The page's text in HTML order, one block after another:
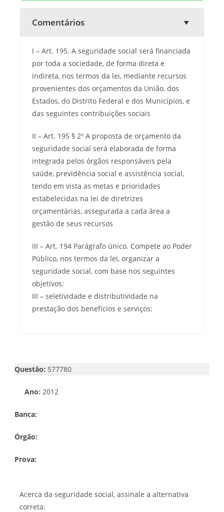
Comentários
I – Art. 195. A seguridade social será financiada
por toda a sociedade, de forma direta e
indireta, nos termos da lei, mediante recursos
provenientes dos orçamentos da União, dos
Estados, do Distrito Federal e dos Municípios, e
das seguintes contribuições sociais
II – Art. 195 § 2º A proposta de orçamento da
seguridade social será elaborada de forma
integrada pelos órgãos responsáveis pela
saúde, previdência social e assistência social,
tendo em vista as metas e prioridades
estabelecidas na lei de diretrizes
orçamentárias, assegurada a cada área a
gestão de seus recursos
III – Art. 194 Parágrafo único. Compete ao Poder
Público, nos termos da lei, organizar a
seguridade social, com base nos seguintes
objetivos:
III – seletividade e distributividade na
prestação dos benefícios e serviços;
Questão: 577780
Ano: 2012
Banca:
Órgão:
Prova:
Acerca da seguridade social, assinale a alternativa
correta: